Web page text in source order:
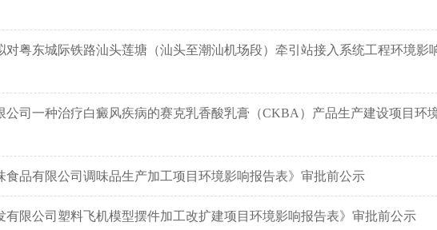
对粤东城际铁路汕头莲塘（汕头至潮汕机场段）牵引站接入系统工程环境影
公司一种治疗白癜风疾病的赛克乳香酸乳膏（CKBA）产品生产建设项目环
食品有限公司调味品生产加工项目环境影响报告表》审批前公示
有限公司塑料飞机模型摆件加工改扩建项目环境影响报告表》审批前公示